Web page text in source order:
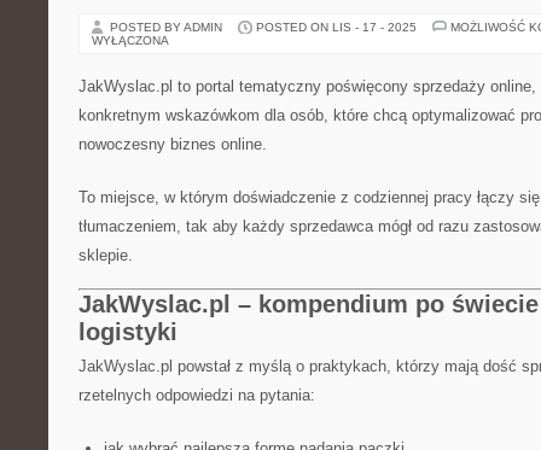
POSTED BY ADMIN POSTED ON LIS - 17 - 2025
MOŻLIWOŚĆ
WYŁĄCZONA
JakWyslac.pl to portal tematyczny poświęcony sprzedaży online,
konkretnym wskazówkom dla osób, które chcą optymalizować
nowoczesny biznes online.
To miejsce, w którym doświadczenie z codziennej pracy łączy
tłumaczeniem, tak aby każdy sprzedawca mógł od razu
sklepie.
JakWyslac.pl – kompendium po
logistyki
JakWyslac.pl powstał z myślą o praktykach, którzy mają dość
rzetelnych odpowiedzi na pytania: